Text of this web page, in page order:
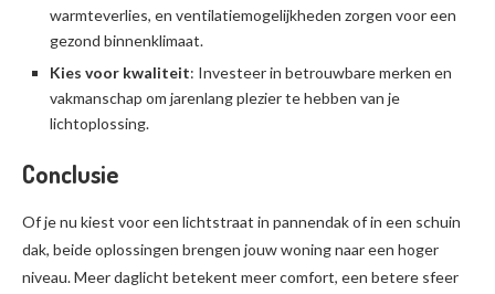
warmteverlies, en ventilatiemogelijkheden zorgen voor een
gezond binnenklimaat.
Kies voor kwaliteit: Investeer in betrouwbare merken en
vakmanschap om jarenlang plezier te hebben van je
lichtoplossing.
Conclusie
Of je nu kiest voor een lichtstraat in pannendak of in een schuin
dak, beide oplossingen brengen jouw woning naar een hoger
niveau. Meer daglicht betekent meer comfort, een betere sfeer